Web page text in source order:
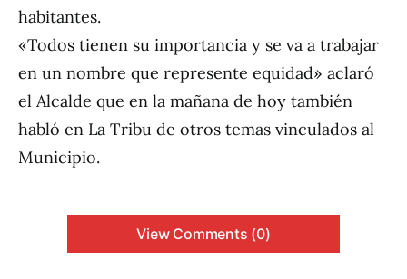
habitantes.
«Todos tienen su importancia y se va a trabajar
en un nombre que represente equidad» aclaró
el Alcalde que en la mañana de hoy también
habló en La Tribu de otros temas vinculados al
Municipio.
View Comments (0)